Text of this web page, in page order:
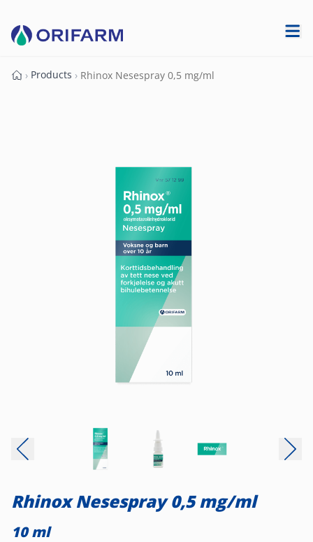
Forside
› Products › Rhinox Nesespray 0,5 mg/ml
Rhinox Nesespray 0,5 mg/ml
10 ml